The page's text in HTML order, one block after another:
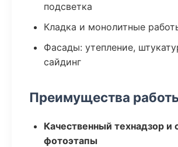
подсветка
Кладка и монолитные
Фасады: утепление,
сайдинг
Преимущества
Качественный технадзор и
фотоэтапы